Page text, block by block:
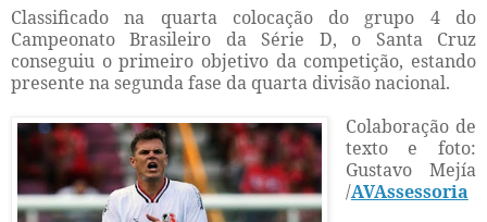
Classificado na quarta colocação do grupo 4 do
Campeonato Brasileiro da Série D, o Santa Cruz
conseguiu o primeiro objetivo da competição, estando
presente na segunda fase da quarta divisão nacional.
Colaboração de
texto e foto:
Gustavo Mejía
/AVAssessoria